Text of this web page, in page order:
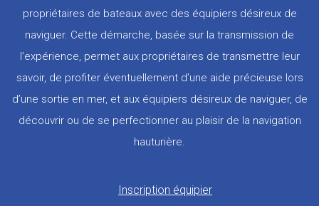
propriétaires de bateaux avec des équipiers désireux de
naviguer. Cette démarche, basée sur la transmission de
l’expérience, permet aux propriétaires de transmettre leur
savoir, de profiter éventuellement d’une aide précieuse lors
d’une sortie en mer, et aux équipiers désireux de naviguer, de
découvrir ou de se perfectionner au plaisir de la navigation
hauturière.
Inscription équipier